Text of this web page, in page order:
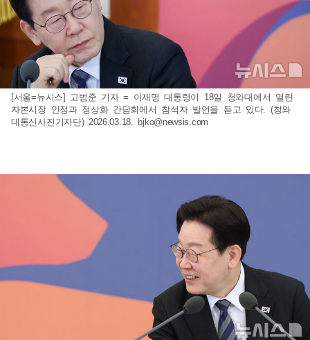
[서울=뉴시스] 고범준 기자 = 이재명 대통령이 18일 청와대에서 열린
자본시장 안정과 정상화 간담회에서 참석자 발언을 듣고 있다. (청와
대통신사진기자단) 2026.03.18. bjko@newsis.com